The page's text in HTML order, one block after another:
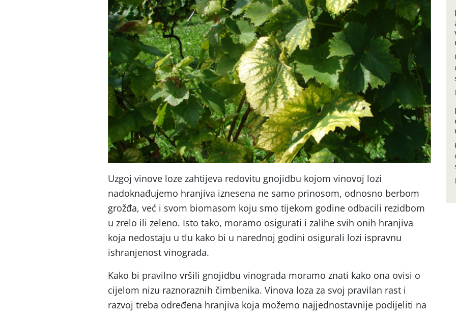
Uzgoj vinove loze zahtijeva redovitu gnojidbu kojom vinovoj lozi
nadoknađujemo hranjiva iznesena ne samo prinosom, odnosno berbom
grožđa, već i svom biomasom koju smo tijekom godine odbacili rezidbom
u zrelo ili zeleno. Isto tako, moramo osigurati i zalihe svih onih hranjiva
koja nedostaju u tlu kako bi u narednoj godini osigurali lozi ispravnu
ishranjenost vinograda.
Kako bi pravilno vršili gnojidbu vinograda moramo znati kako ona ovisi o
cijelom nizu raznoraznih čimbenika. Vinova loza za svoj pravilan rast i
razvoj treba određena hranjiva koja možemo najjednostavnije podijeliti na